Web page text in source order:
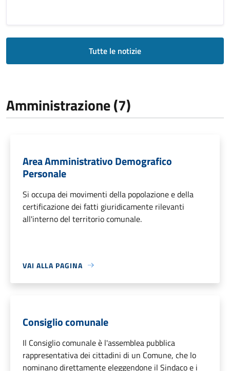
Tutte le notizie
Amministrazione (7)
Area Amministrativo Demografico
Personale
Si occupa dei movimenti della popolazione e della
certificazione dei fatti giuridicamente rilevanti
all'interno del territorio comunale.
VAI ALLA PAGINA
Consiglio comunale
Il Consiglio comunale è l'assemblea pubblica
rappresentativa dei cittadini di un Comune, che lo
nominano direttamente eleggendone il Sindaco e i